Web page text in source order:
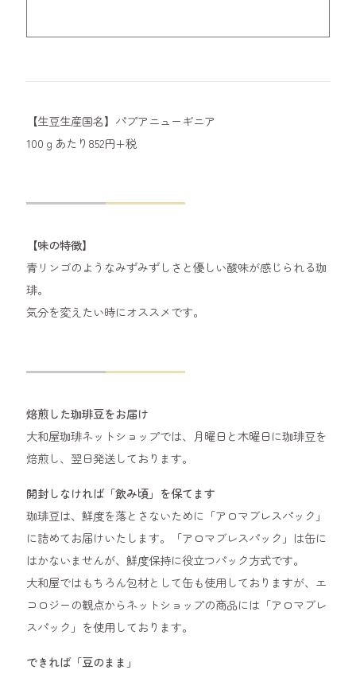
【生豆生産国名】パプアニューギニア
100ｇあたり852円+税
【味の特徴】
青リンゴのようなみずみずしさと優しい酸味が感じられる珈
琲。
気分を変えたい時にオススメです。
焙煎した珈琲豆をお届け
大和屋珈琲ネットショップでは、月曜日と木曜日に珈琲豆を
焙煎し、翌日発送しております。
開封しなければ「飲み頃」を保てます
珈琲豆は、鮮度を落とさないために「アロマブレスパック」
に詰めてお届けいたします。「アロマブレスパック」は缶に
はかないませんが、鮮度保持に役立つパック方式です。
大和屋ではもちろん包材として缶も使用しておりますが、エ
コロジーの観点からネットショップの商品には「アロマブレ
スパック」を使用しております。
できれば「豆のまま」